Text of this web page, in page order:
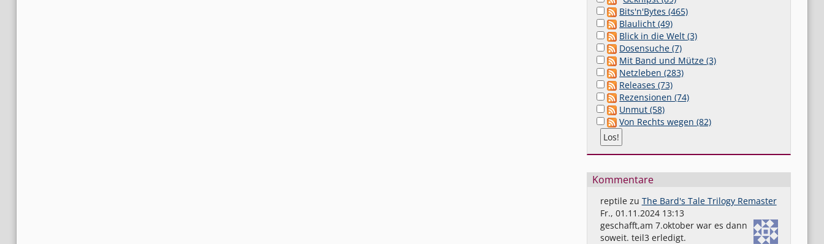
Bits'n'Bytes (465)
Blaulicht (49)
Blick in die Welt (3)
Dosensuche (7)
Mit Band und Mütze (3)
Netzleben (283)
Releases (73)
Rezensionen (74)
Unmut (58)
Von Rechts wegen (82)
Kommentare
reptilezu The Bard's Tale Trilogy Remaster
Fr., 01.11.2024 13:13
geschafft,am 7.oktober war es dann
soweit. teil3 erledigt.